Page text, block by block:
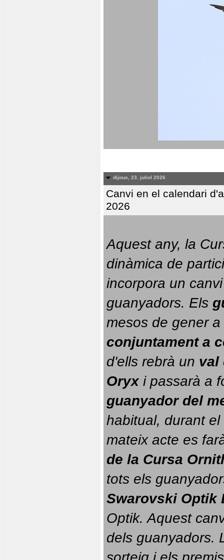
dijous, 23. juliol 2026
Canvi en el calendari
2026
Aquest any, la
dinàmica de
incorpora un
guanyadors. Els
conjuntament a
d'ells rebrà un val
Oryx i passarà a
guanyador del
habitual, durant el
mateix acte es
de la Cursa
tots els
Swarovski Optik
Optik. Aquest
dels guanyadors.